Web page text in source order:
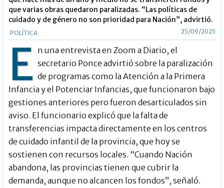
que varias obras quedaron paralizadas. “Las políticas de
cuidado y de género no son prioridad para Nación”, advirtió.
POLÍTICA 25/09/2025
E n una entrevista en Zoom a Diario, el
secretario Ponce advirtió sobre la paralización
de programas como la Atención a la Primera
Infancia y el Potenciar Infancias, que funcionaron bajo
gestiones anteriores pero fueron desarticulados sin
aviso. El funcionario explicó que la falta de
transferencias impacta directamente en los centros
de cuidado infantil de la provincia, que hoy se
sostienen con recursos locales. “Cuando Nación
abandona, las provincias tienen que cubrir la
demanda, aunque no alcancen los fondos”, señaló.